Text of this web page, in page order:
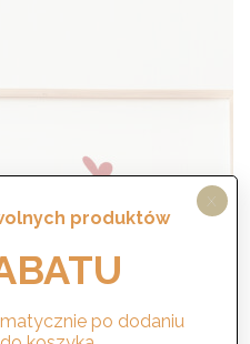
produktów
po dodaniu
X